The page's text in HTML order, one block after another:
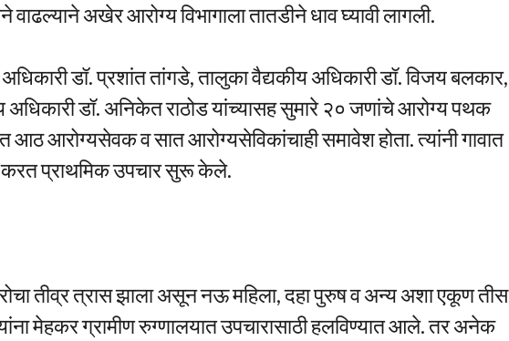
अखेर आरोग्य विभागाला तातडीने धाव घ्यावी लागली.
अधिकारी डॉ. प्रशांत तांगडे, तालुका वैद्यकीय अधिकारी डॉ. विजय बलकार,
अधिकारी डॉ. अनिकेत राठोड यांच्यासह सुमारे २० जणांचे आरोग्य पथक
आरोग्यसेवक व सात आरोग्यसेविकांचाही समावेश होता. त्यांनी गावात
करत प्राथमिक उपचार सुरू केले.
तीव्र त्रास झाला असून नऊ महिला, दहा पुरुष व अन्य अशा एकूण तीस
मेहकर ग्रामीण रुग्णालयात उपचारासाठी हलविण्यात आले. तर अनेक